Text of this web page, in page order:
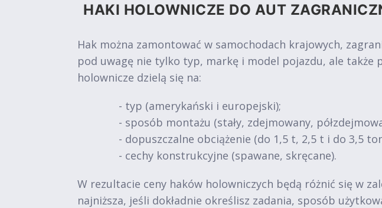
HAKI HOLOWNICZE DO AUT
Hak można zamontować w samochodach krajowych,
pod uwagę nie tylko typ, markę i model pojazdu, ale
holownicze dzielą się na:
- typ (amerykański i europejski);
- sposób montażu (stały, zdejmowany,
- dopuszczalne obciążenie (do 1,5 t, 2,5 t i do 3,5
- cechy konstrukcyjne (spawane, skręcane).
W rezultacie ceny haków holowniczych będą różnić się w
najniższa, jeśli dokładnie określisz zadania, sposób